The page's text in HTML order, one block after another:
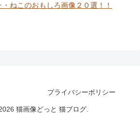
ねこのおもしろ画像２０選！！
プライバシーポリシー
猫画像どっと 猫ブログ.